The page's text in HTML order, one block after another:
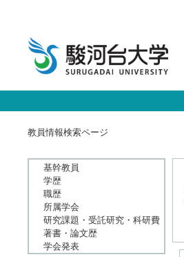
教員情報検索ページ
基幹教員
学歴
職歴
所属学会
研究課題・受託研究・科研費
著書・論文歴
学会発表